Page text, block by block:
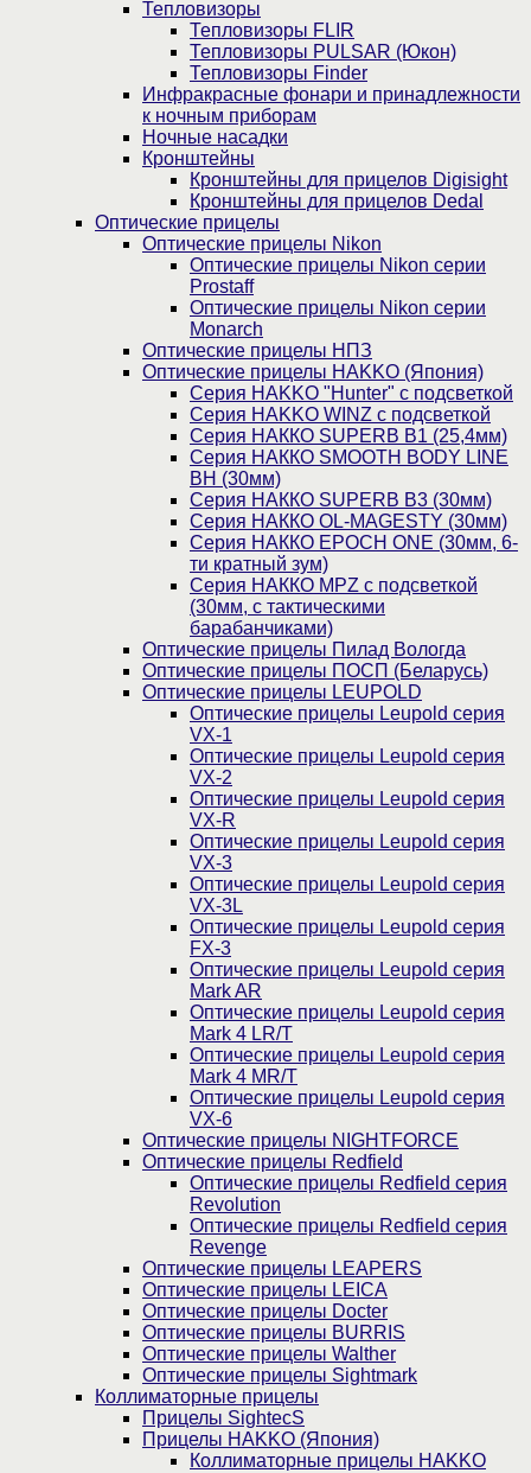
Тепловизоры
Тепловизоры FLIR
Тепловизоры PULSAR (Юкон)
Тепловизоры Finder
Инфракрасные фонари и принадлежности
к ночным приборам
Ночные насадки
Кронштейны
Кронштейны для прицелов Digisight
Кронштейны для прицелов Dedal
Оптические прицелы
Оптические прицелы Nikon
Оптические прицелы Nikon серии
Prostaff
Оптические прицелы Nikon серии
Monarch
Оптические прицелы НПЗ
Оптические прицелы HAKKO (Япония)
Cерия HAKKO "Hunter" с подсветкой
Серия НAKKO WINZ с подсветкой
Серия НАККО SUPERB B1 (25,4мм)
Серия НАККО SMOOTH BODY LINE
BH (30мм)
Серия НАККО SUPERB B3 (30мм)
Серия НАККО OL-MAGESTY (30мм)
Серия НАККО EPOCH ONE (30мм, 6-
ти кратный зум)
Серия НАККО MPZ с подсветкой
(30мм, c тактическими
барабанчиками)
Оптические прицелы Пилад Вологда
Оптические прицелы ПОСП (Беларусь)
Оптические прицелы LEUPOLD
Оптические прицелы Leupold серия
VX-1
Оптические прицелы Leupold серия
VX-2
Оптические прицелы Leupold серия
VX-R
Оптические прицелы Leupold серия
VX-3
Оптические прицелы Leupold серия
VX-3L
Оптические прицелы Leupold серия
FX-3
Оптические прицелы Leupold серия
Mark AR
Оптические прицелы Leupold серия
Mark 4 LR/T
Оптические прицелы Leupold серия
Mark 4 MR/T
Оптические прицелы Leupold серия
VX-6
Оптические прицелы NIGHTFORCE
Оптические прицелы Redfield
Оптические прицелы Redfield серия
Revolution
Оптические прицелы Redfield серия
Revenge
Оптические прицелы LEAPERS
Оптические прицелы LEICA
Оптические прицелы Docter
Оптические прицелы BURRIS
Оптические прицелы Walther
Оптические прицелы Sightmark
Коллиматорные прицелы
Прицелы SightecS
Прицелы HAKKO (Япония)
Коллиматорные прицелы HAKKO